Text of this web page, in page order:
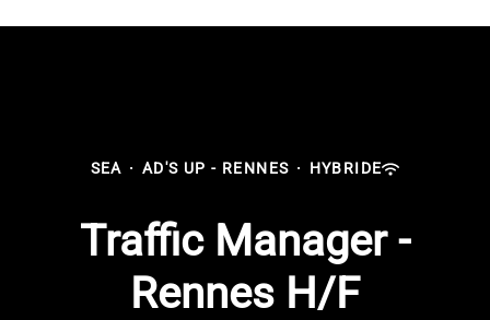
SEA · AD'S UP - RENNES · HYBRIDE
Traffic Manager -
Rennes H/F